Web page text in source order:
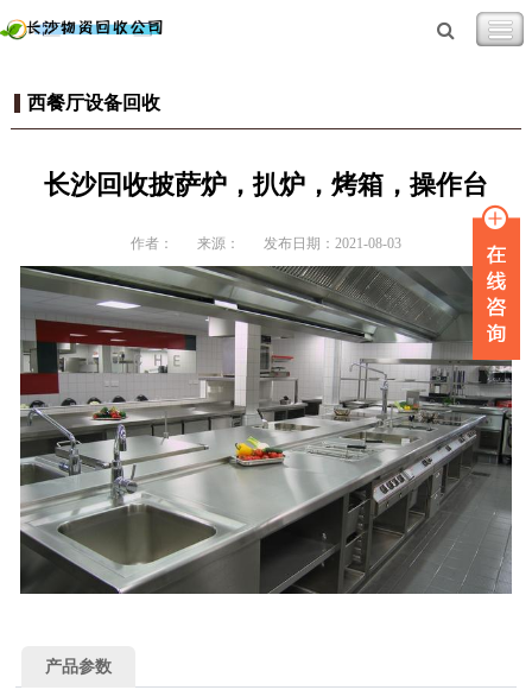
西餐厅设备回收
长沙回收披萨炉，扒炉，烤箱，操作台
作者： 来源： 发布日期：2021-08-03
产品参数